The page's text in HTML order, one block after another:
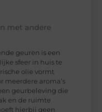
met andere
geuren is een
sfeer in huis te
olie vormt
meerdere aroma’s
geurbeleving die
en de ruimte
hierbij geen